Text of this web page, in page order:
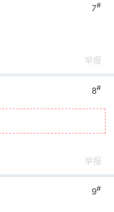
7#
举报
8#
举报
9#